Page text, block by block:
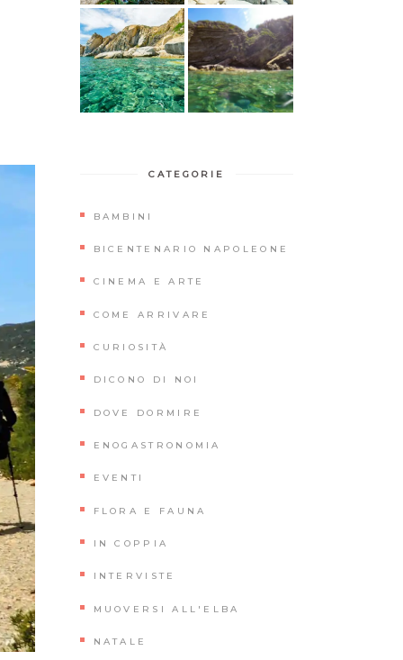
CATEGORIE
BAMBINI
BICENTENARIO NAPOLEONE
CINEMA E ARTE
COME ARRIVARE
CURIOSITÀ
DICONO DI NOI
DOVE DORMIRE
ENOGASTRONOMIA
EVENTI
FLORA E FAUNA
IN COPPIA
INTERVISTE
MUOVERSI ALL'ELBA
NATALE